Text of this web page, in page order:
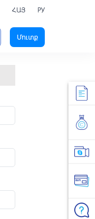
ՀԱՅ РУ
Մուտք